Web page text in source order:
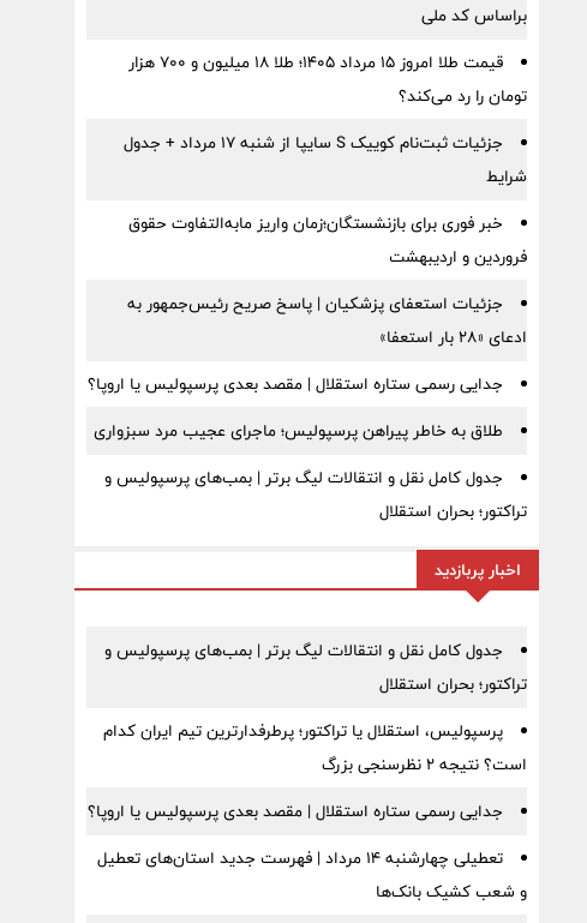
براساس کد ملی
قیمت طلا امروز ۱۵ مرداد ۱۴۰۵؛ طلا ۱۸ میلیون و ۷۰۰ هزار
تومان را رد می‌کند؟
جزئیات ثبت‌نام کوییک S سایپا از شنبه ۱۷ مرداد + جدول
شرایط
خبر فوری برای بازنشستگان؛زمان واریز مابه‌التفاوت حقوق
فروردین و اردیبهشت
جزئیات استعفای پزشکیان | پاسخ صریح رئیس‌جمهور به
ادعای «۲۸ بار استعفا»
جدایی رسمی ستاره استقلال | مقصد بعدی پرسپولیس یا اروپا؟
طلاق به خاطر پیراهن پرسپولیس؛ ماجرای عجیب مرد سبزواری
جدول کامل نقل و انتقالات لیگ برتر | بمب‌های پرسپولیس و
تراکتور؛ بحران استقلال
اخبار پربازدید
جدول کامل نقل و انتقالات لیگ برتر | بمب‌های پرسپولیس و
تراکتور؛ بحران استقلال
پرسپولیس، استقلال یا تراکتور؛ پرطرفدارترین تیم ایران کدام
است؟ نتیجه ۲ نظرسنجی بزرگ
جدایی رسمی ستاره استقلال | مقصد بعدی پرسپولیس یا اروپا؟
تعطیلی چهارشنبه ۱۴ مرداد | فهرست جدید استان‌های تعطیل
و شعب کشیک بانک‌ها